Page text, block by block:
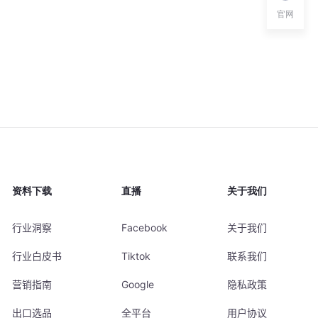
官网
资料下载
行业洞察
行业白皮书
营销指南
出口选品
直播
Facebook
Tiktok
Google
全平台
关于我们
关于我们
联系我们
隐私政策
用户协议